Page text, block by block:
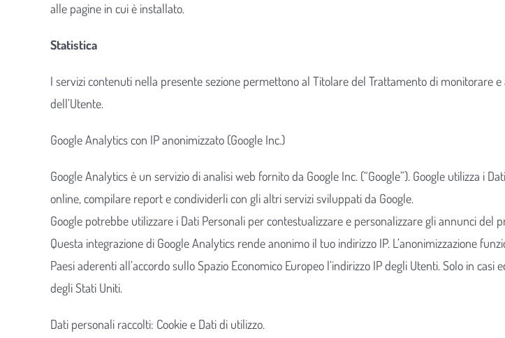
alle pagine in cui è installato.
Statistica
I servizi contenuti nella presente sezione permettono al Titolare del Trattamento di monitorare
dell’Utente.
Google Analytics con IP anonimizzato (Google Inc.)
Google Analytics è un servizio di analisi web fornito da Google Inc. (“Google”). Google utilizza i
online, compilare report e condividerli con gli altri servizi sviluppati da Google.
Google potrebbe utilizzare i Dati Personali per contestualizzare e personalizzare gli annunci del
Questa integrazione di Google Analytics rende anonimo il tuo indirizzo IP. L’anonimizzazione
Paesi aderenti all’accordo sullo Spazio Economico Europeo l’indirizzo IP degli Utenti. Solo in
degli Stati Uniti.
Dati personali raccolti: Cookie e Dati di utilizzo.